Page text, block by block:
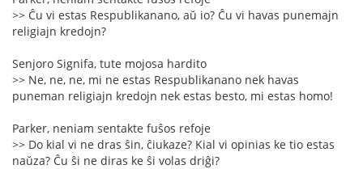
>> Ĉu vi estas Respublikanano, aŭ io? Ĉu vi havas punemajn
religiajn kredojn?
Senjoro Signifa, tute mojosa hardito
>> Ne, ne, ne, mi ne estas Respublikanano nek havas
puneman religiajn kredojn nek estas besto, mi estas homo!
Parker, neniam sentakte fuŝos refoje
>> Do kial vi ne dras ŝin, ĉiukaze? Kial vi opinias ke tio estas
naŭza? Ĉu ŝi ne diras ke ŝi volas driĝi?